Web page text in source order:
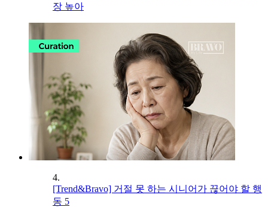
장 높아
4.
[Trend&Bravo] 거절 못 하는 시니어가 끊어야 할 행
동 5